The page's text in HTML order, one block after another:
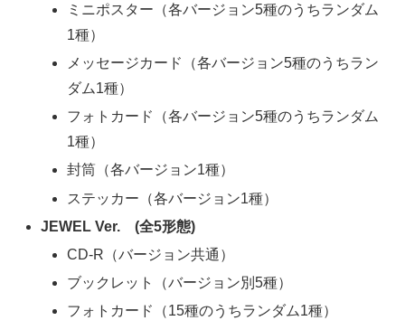
ミニポスター（各バージョン5種のうちランダム
1種）
メッセージカード（各バージョン5種のうちラン
ダム1種）
フォトカード（各バージョン5種のうちランダム
1種）
封筒（各バージョン1種）
ステッカー（各バージョン1種）
JEWEL Ver. (全5形態)
CD-R（バージョン共通）
ブックレット（バージョン別5種）
フォトカード（15種のうちランダム1種）